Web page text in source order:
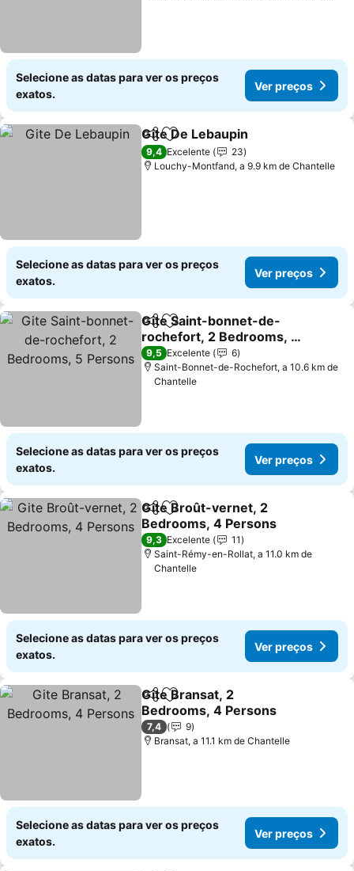
Selecione as datas para ver os preços
exatos.
Ver preços
PartilharAdicionar aos favoritos
Gite De Lebaupin
9,4 Excelente
23
Louchy-Montfand, a 9.9 km de Chantelle
Selecione as datas para ver os preços
exatos.
Ver preços
PartilharAdicionar aos favoritos
Gite Saint-bonnet-de-
rochefort, 2 Bedrooms, 5
Persons
Ver preços
9,5 Excelente
6
Saint-Bonnet-de-Rochefort, a 10.6 km de
Chantelle
Selecione as datas para ver os preços
exatos.
Ver preços
PartilharAdicionar aos favoritos
Gite Broût-vernet, 2
Bedrooms, 4 Persons
Ver preços
9,3 Excelente
11
Saint-Rémy-en-Rollat, a 11.0 km de
Chantelle
Selecione as datas para ver os preços
exatos.
Ver preços
PartilharAdicionar aos favoritos
Gite Bransat, 2
Bedrooms, 4 Persons
Ver preços
7,4
9
Bransat, a 11.1 km de Chantelle
Selecione as datas para ver os preços
exatos.
Ver preços